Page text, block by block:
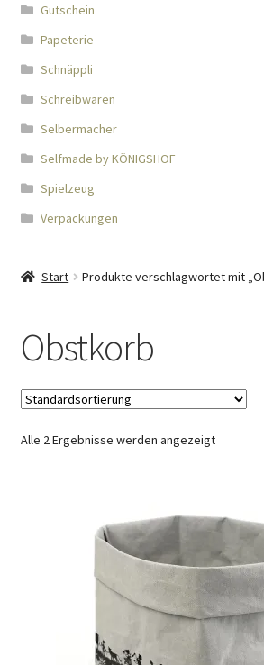
Echtheit von Bewertungen
Impressum
Kasse
KÖNIGSHOF-Lädeli
Kontaktformular
Kunden-/Mitarbeitergeschenke
Saferpay Checkout
Gutschein
Papeterie
Schnäppli
Schreibwaren
Selbermacher
Selfmade by KÖNIGSHOF
Spielzeug
Verpackungen
Start Produkte verschlagwortet mit
Obstkorb
Alle 2 Ergebnisse werden angezeigt